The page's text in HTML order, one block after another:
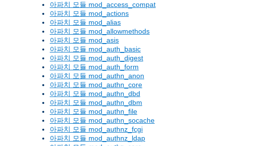
아파치 모듈 mod_access_compat
아파치 모듈 mod_actions
아파치 모듈 mod_alias
아파치 모듈 mod_allowmethods
아파치 모듈 mod_asis
아파치 모듈 mod_auth_basic
아파치 모듈 mod_auth_digest
아파치 모듈 mod_auth_form
아파치 모듈 mod_authn_anon
아파치 모듈 mod_authn_core
아파치 모듈 mod_authn_dbd
아파치 모듈 mod_authn_dbm
아파치 모듈 mod_authn_file
아파치 모듈 mod_authn_socache
아파치 모듈 mod_authnz_fcgi
아파치 모듈 mod_authnz_ldap